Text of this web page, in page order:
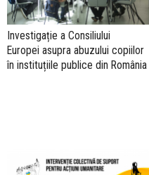
Investigație a Consiliului
Europei asupra abuzului copiilor
în instituțiile publice din România